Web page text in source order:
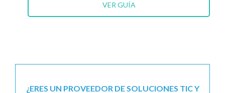
VER GUÍA
¿ERES UN PROVEEDOR DE SOLUCIONES TIC Y